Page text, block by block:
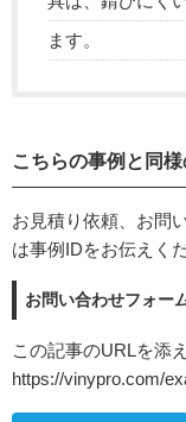
ます。
こちらの事例と同
お見積り依頼、お問
は事例IDをお伝えく
お問い合わせフォー
この記事のURLを添
https://vinypro.com/